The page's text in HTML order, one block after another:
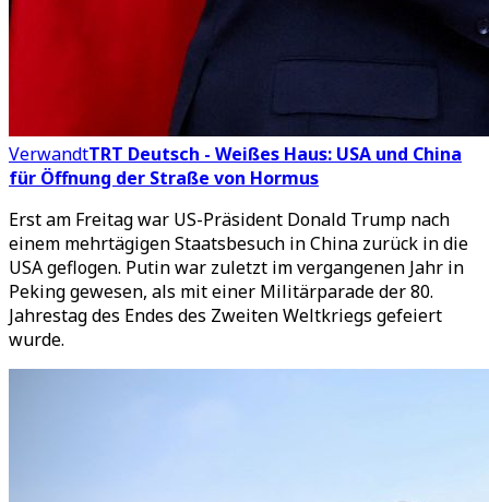
VerwandtTRT Deutsch - Weißes Haus: USA und China
für Öffnung der Straße von Hormus
Erst am Freitag war US-Präsident Donald Trump nach
einem mehrtägigen Staatsbesuch in China zurück in die
USA geflogen. Putin war zuletzt im vergangenen Jahr in
Peking gewesen, als mit einer Militärparade der 80.
Jahrestag des Endes des Zweiten Weltkriegs gefeiert
wurde.